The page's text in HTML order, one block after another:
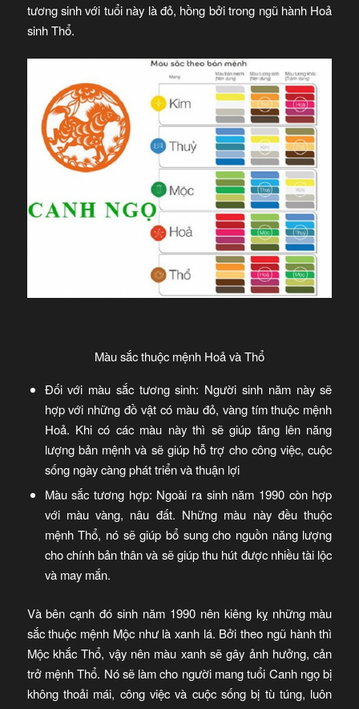
tương sinh với tuổi này là đỏ, hồng bởi trong ngũ hành Hoả
sinh Thổ.
Màu sắc thuộc mệnh Hoả và Thổ
Đối với màu sắc tương sinh: Người sinh năm này sẽ
hợp với những đồ vật có màu đỏ, vàng tím thuộc mệnh
Hoả. Khi có các màu này thì sẽ giúp tăng lên năng
lượng bản mệnh và sẽ giúp hỗ trợ cho công việc, cuộc
sống ngày càng phát triển và thuận lợi
Màu sắc tương hợp: Ngoài ra sinh năm 1990 còn hợp
với màu vàng, nâu đất. Những màu này đều thuộc
mệnh Thổ, nó sẽ giúp bổ sung cho nguồn năng lượng
cho chính bản thân và sẽ giúp thu hút được nhiều tài lộc
và may mắn.
Và bên cạnh đó sinh năm 1990 nên kiêng kỵ những màu
sắc thuộc mệnh Mộc như là xanh lá. Bởi theo ngũ hành thì
Mộc khắc Thổ, vậy nên màu xanh sẽ gây ảnh hưởng, cản
trở mệnh Thổ. Nó sẽ làm cho người mang tuổi Canh ngọ bị
không thoải mái, công việc và cuộc sống bị tù túng, luôn